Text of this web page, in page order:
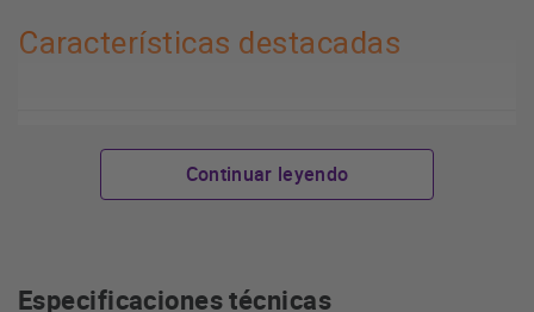
Características destacadas
Configuración de doble cubeta. Incorpora dos zonas de
aguas individuales de dimensiones generosas que
simultáneamente.
Continuar leyendo
Especificaciones técnicas